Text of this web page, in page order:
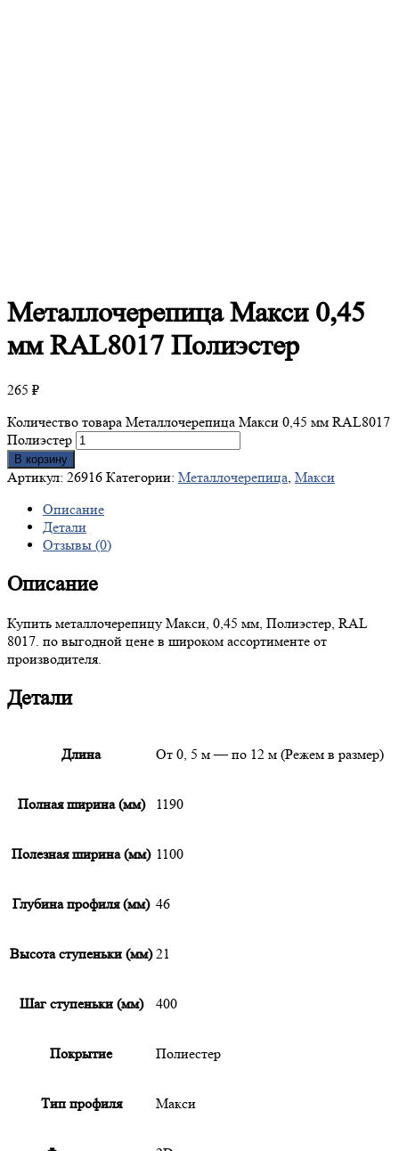
МеталлочерепицаМакси 0,45
мм RAL8017 Полиэстер
265 ₽
Количество товара Металлочерепица Макси 0,45 мм RAL8017
Полиэстер
В корзину
Артикул: 26916 Категории: Металлочерепица, Макси
Описание
Детали
Отзывы (0)
Описание
Купить металлочерепицу Макси, 0,45 мм, Полиэстер, RAL
8017. по выгодной цене в широком ассортименте от
производителя.
Детали
Длина От 0, 5 м — по 12 м (Режем в размер)
Полная ширина (мм) 1190
Полезная ширина (мм) 1100
Глубина профиля (мм) 46
Высота ступеньки (мм) 21
Шаг ступеньки (мм) 400
Покрытие Полиестер
Тип профиля Макси